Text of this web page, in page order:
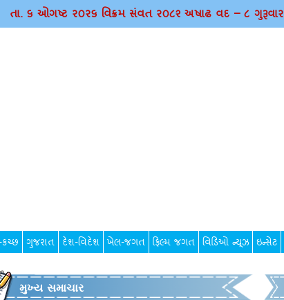
તા. ૬ ઓગષ્ટ ર૦ર૬ વિક્રમ સંવત ર૦૮૨ અષાઢ વદ – ૮ ગુરૂવાર
કચ્છ ગુજરાત દેશ-વિદેશ ખેલ-જગત ફિલ્મ જગત વિડિઓ ન્યૂઝ ઇન્સેટ
મુખ્ય સમાચાર